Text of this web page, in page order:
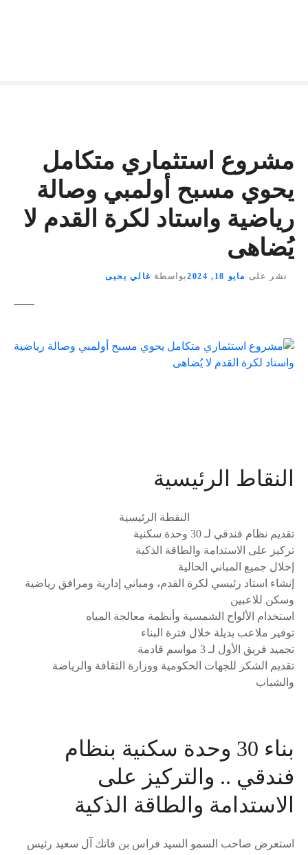
مشروع استثماري متكامل
يحوي مسبح أولمبي وصالة
رياضية واستاد لكرة القدم لا
يُضاهى
نشر على مايو 18, 2024 بواسطة غالي يحيى
النقاط الرئيسية
النقطة الرئيسية
تقديم نظام فندقي لـ 30 وحدة سكنية
تركيز على الاستدامة والطاقة الذكية
إحلال جميع المباني الحالية
إنشاء استاد رئيسي لكرة القدم، ومباني إدارية ومرافق رياضية
وسكن للاعبين
استخدام الألواح الشمسية وأنظمة معالجة المياه
توفير ملاعب بديلة خلال فترة البناء
تجميد فريق الأول لـ 3 مواسم قادمة
تقديم الشكر للجهات الحكومية ووزارة الثقافة والرياضة
والشباب
بناء 30 وحدة سكنية بنظام
فندقي .. والتركيز على
الاستدامة والطاقة الذكية
استعرض صاحب السمو السيد فراس بن فاتك آل سعيد رئيس